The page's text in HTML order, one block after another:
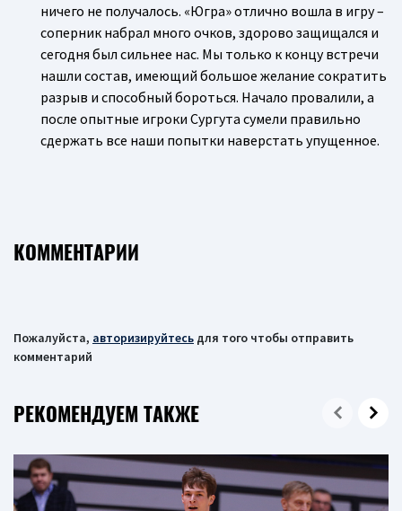
ничего не получалось. «Югра» отлично вошла в игру –
соперник набрал много очков, здорово защищался и
сегодня был сильнее нас. Мы только к концу встречи
нашли состав, имеющий большое желание сократить
разрыв и способный бороться. Начало провалили, а
после опытные игроки Сургута сумели правильно
сдержать все наши попытки наверстать упущенное.
КОММЕНТАРИИ
Пожалуйста, авторизируйтесь для того чтобы отправить
комментарий
РЕКОМЕНДУЕМ ТАКЖЕ